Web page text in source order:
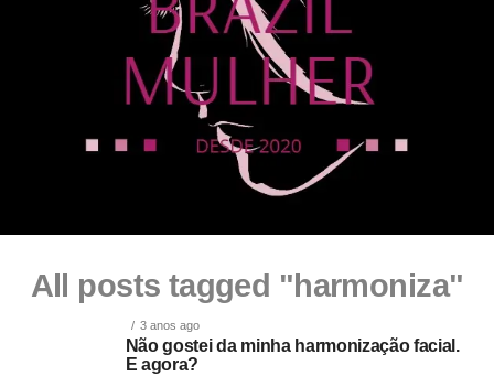
All posts tagged "harmoniza"
3 anos ago
Não gostei da minha harmonização facial.
E agora?